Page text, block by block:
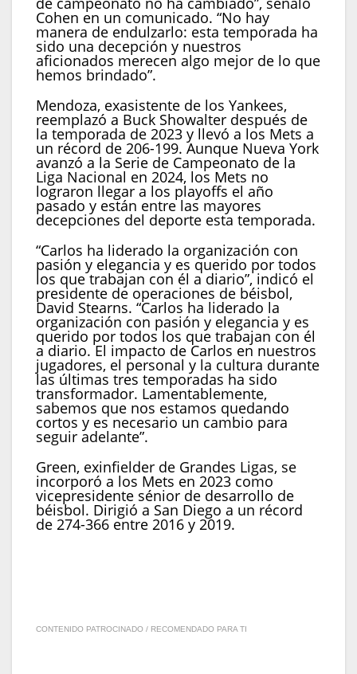
Cohen en un comunicado. “No hay
manera de endulzarlo: esta temporada ha
sido una decepción y nuestros
aficionados merecen algo mejor de lo que
hemos brindado”.
Mendoza, exasistente de los Yankees,
reemplazó a Buck Showalter después de
la temporada de 2023 y llevó a los Mets a
un récord de 206-199. Aunque Nueva York
avanzó a la Serie de Campeonato de la
Liga Nacional en 2024, los Mets no
lograron llegar a los playoffs el año
pasado y están entre las mayores
decepciones del deporte esta temporada.
“Carlos ha liderado la organización con
pasión y elegancia y es querido por todos
los que trabajan con él a diario”, indicó el
presidente de operaciones de béisbol,
David Stearns. “Carlos ha liderado la
organización con pasión y elegancia y es
querido por todos los que trabajan con él
a diario. El impacto de Carlos en nuestros
jugadores, el personal y la cultura durante
las últimas tres temporadas ha sido
transformador. Lamentablemente,
sabemos que nos estamos quedando
cortos y es necesario un cambio para
seguir adelante”.
Green, exinfielder de Grandes Ligas, se
incorporó a los Mets en 2023 como
vicepresidente sénior de desarrollo de
béisbol. Dirigió a San Diego a un récord
de 274-366 entre 2016 y 2019.
CONTENIDO PATROCINADO / RECOMENDADO PARA TI